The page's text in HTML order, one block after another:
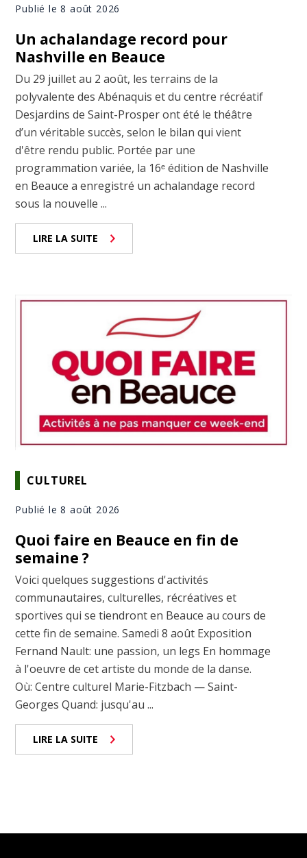
Publié le 8 août 2026
Un achalandage record pour
Nashville en Beauce
Du 29 juillet au 2 août, les terrains de la
polyvalente des Abénaquis et du centre récréatif
Desjardins de Saint-Prosper ont été le théâtre
d’un véritable succès, selon le bilan qui vient
d'être rendu public. Portée par une
programmation variée, la 16ᵉ édition de Nashville
en Beauce a enregistré un achalandage record
sous la nouvelle ...
LIRE LA SUITE
CULTUREL
Publié le 8 août 2026
Quoi faire en Beauce en fin de
semaine ?
Voici quelques suggestions d'activités
communautaires, culturelles, récréatives et
sportives qui se tiendront en Beauce au cours de
cette fin de semaine. Samedi 8 août Exposition
Fernand Nault: une passion, un legs En hommage
à l'oeuvre de cet artiste du monde de la danse.
Où: Centre culturel Marie-Fitzbach — Saint-
Georges Quand: jusqu'au ...
LIRE LA SUITE